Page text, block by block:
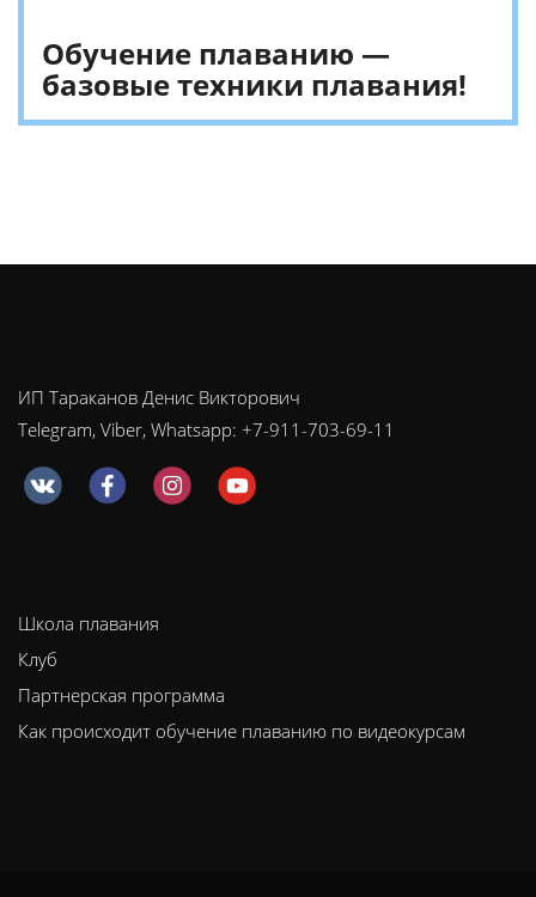
Обучение плаванию —
базовые техники плавания!
ИП Тараканов Денис Викторович
Telegram, Viber, Whatsapp: +7-911-703-69-11
Школа плавания
Клуб
Партнерская программа
Как происходит обучение плаванию по видеокурсам